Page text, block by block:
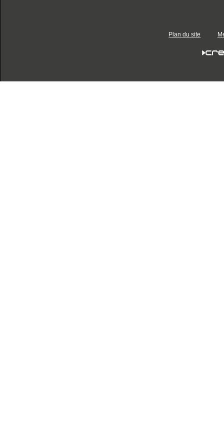
Plan du site